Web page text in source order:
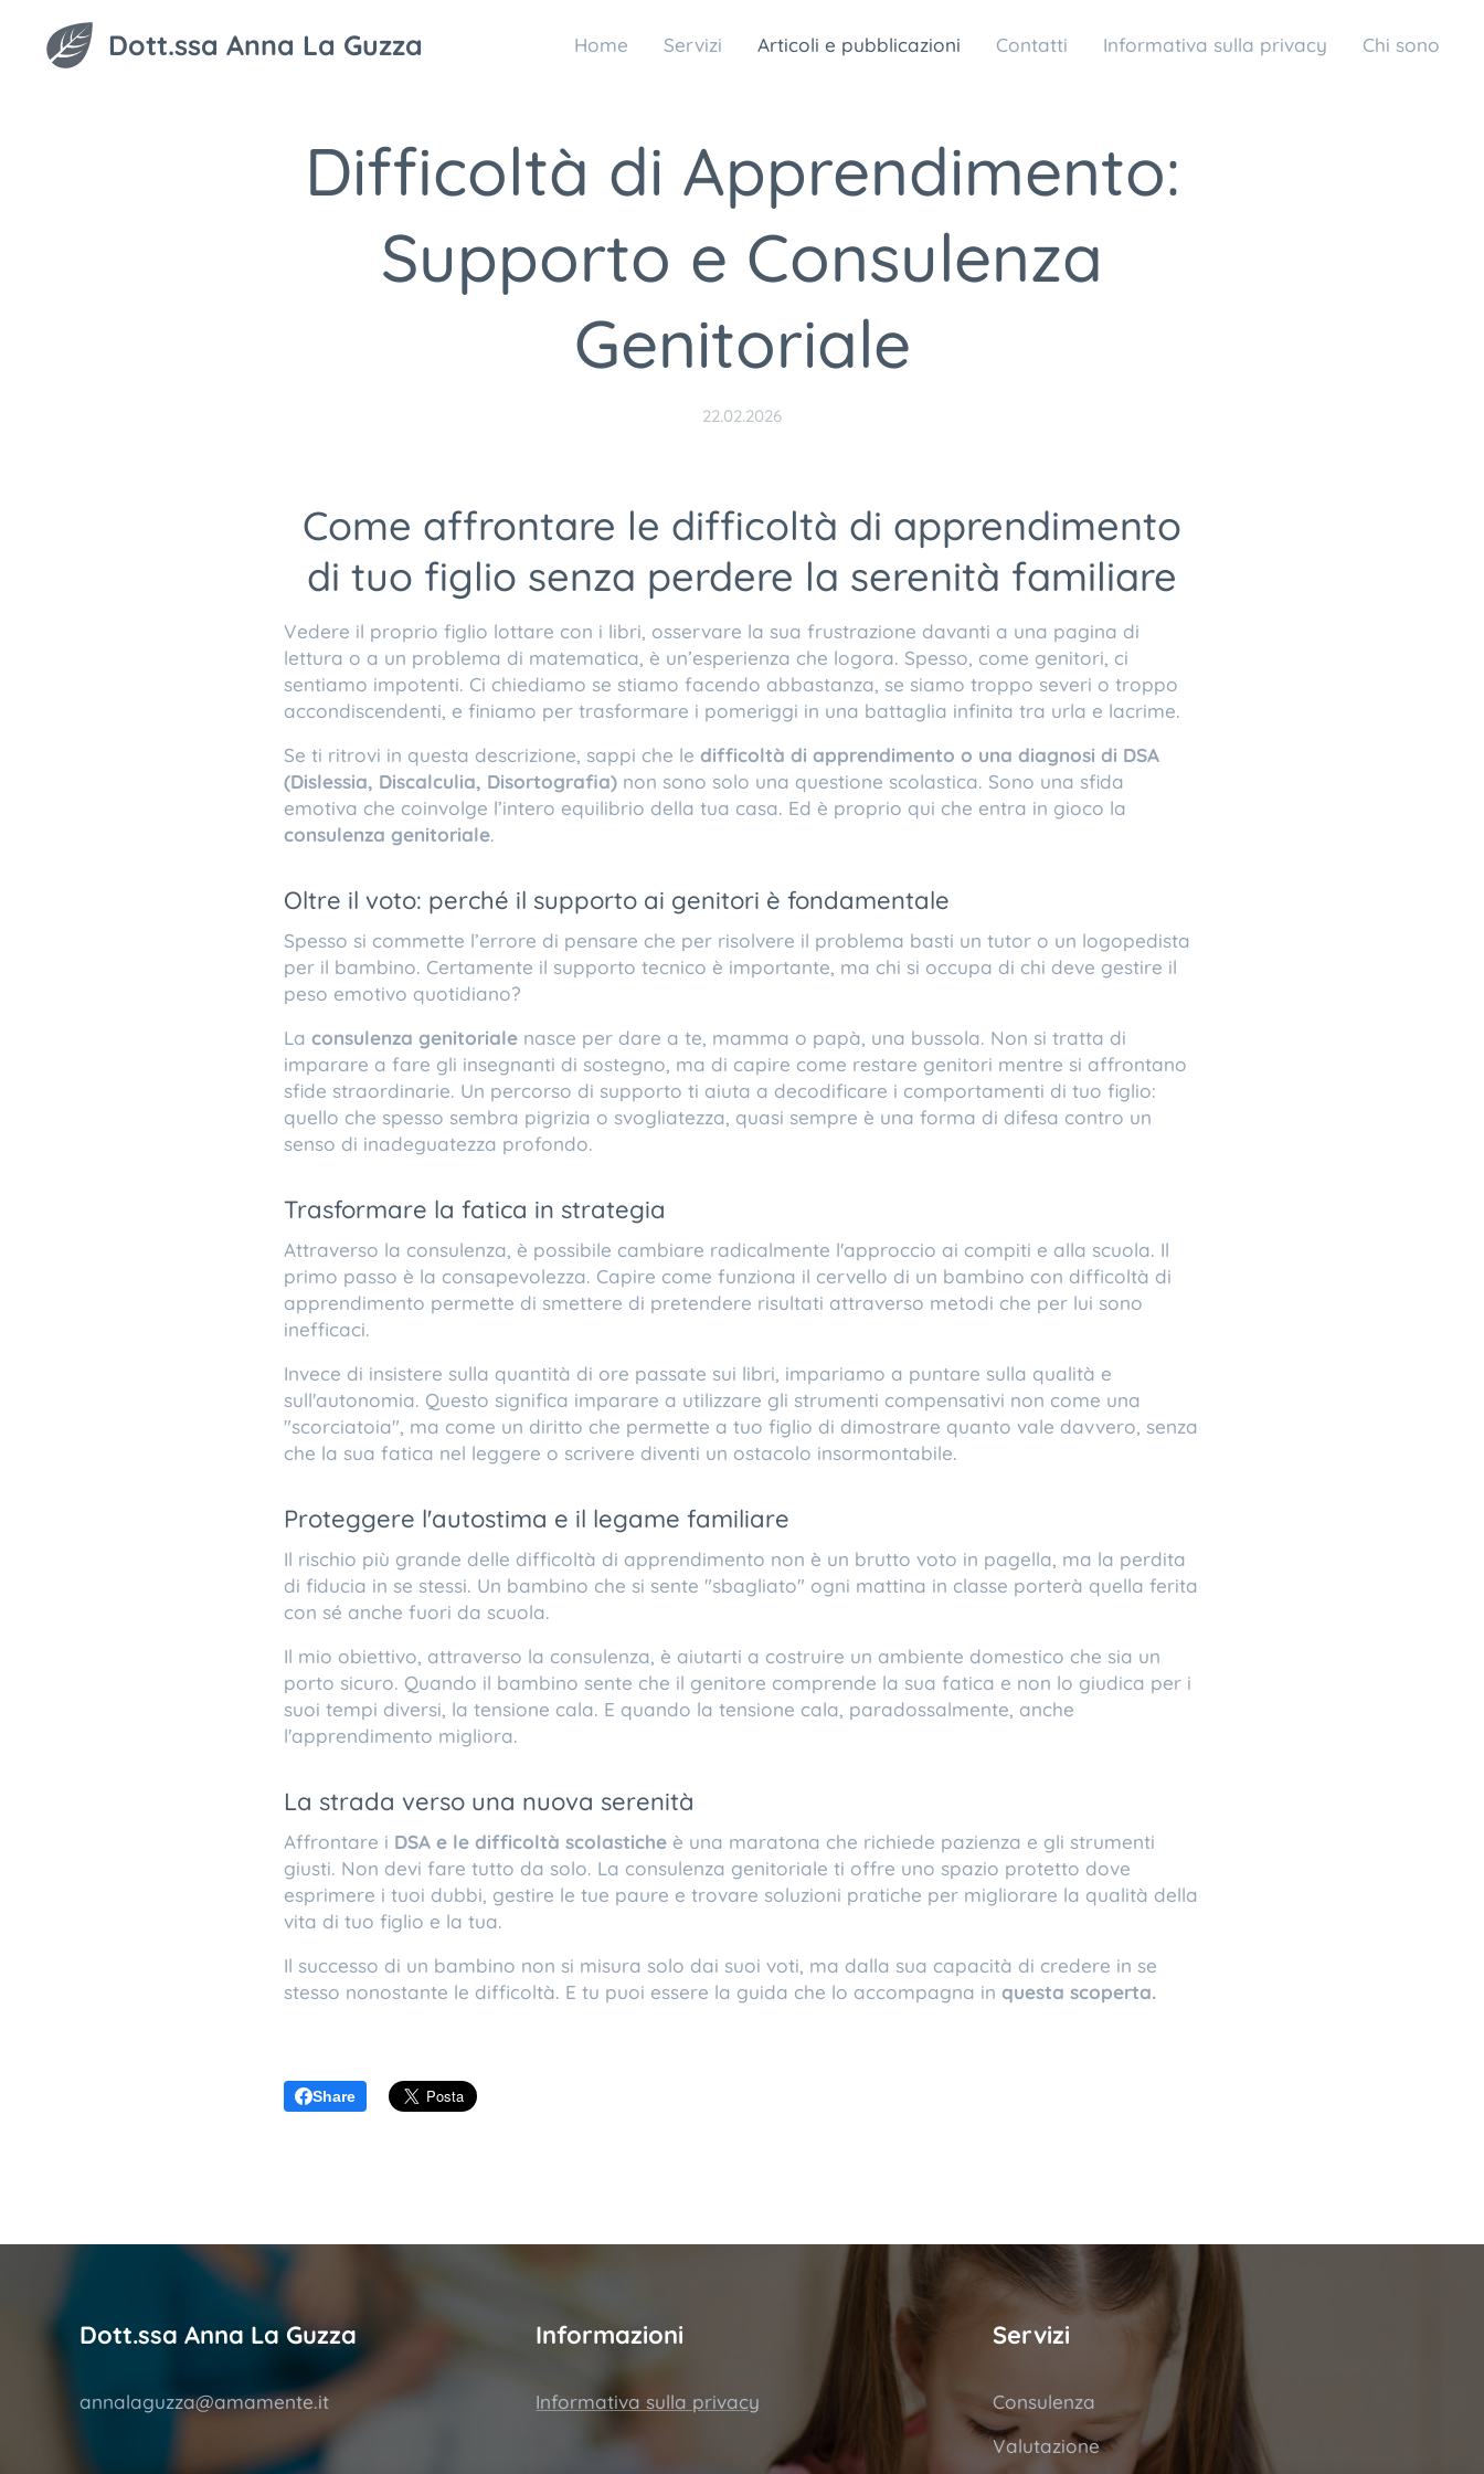
Dott.ssa Anna La Guzza Home Servizi Articoli e pubblicazioni Contatti Informativa sulla privacy Chi sono
Difficoltà di Apprendimento:
Supporto e Consulenza
Genitoriale
22.02.2026
Come affrontare le difficoltà di apprendimento
di tuo figlio senza perdere la serenità familiare
​Vedere il proprio figlio lottare con i libri, osservare la sua frustrazione davanti a una pagina di
lettura o a un problema di matematica, è un’esperienza che logora. Spesso, come genitori, ci
sentiamo impotenti. Ci chiediamo se stiamo facendo abbastanza, se siamo troppo severi o troppo
accondiscendenti, e finiamo per trasformare i pomeriggi in una battaglia infinita tra urla e lacrime.
​Se ti ritrovi in questa descrizione, sappi che le difficoltà di apprendimento o una diagnosi di DSA
(Dislessia, Discalculia, Disortografia) non sono solo una questione scolastica. Sono una sfida
emotiva che coinvolge l’intero equilibrio della tua casa. Ed è proprio qui che entra in gioco la
consulenza genitoriale.
​Oltre il voto: perché il supporto ai genitori è fondamentale
​Spesso si commette l’errore di pensare che per risolvere il problema basti un tutor o un logopedista
per il bambino. Certamente il supporto tecnico è importante, ma chi si occupa di chi deve gestire il
peso emotivo quotidiano?
​La consulenza genitoriale nasce per dare a te, mamma o papà, una bussola. Non si tratta di
imparare a fare gli insegnanti di sostegno, ma di capire come restare genitori mentre si affrontano
sfide straordinarie. Un percorso di supporto ti aiuta a decodificare i comportamenti di tuo figlio:
quello che spesso sembra pigrizia o svogliatezza, quasi sempre è una forma di difesa contro un
senso di inadeguatezza profondo.
​Trasformare la fatica in strategia
​Attraverso la consulenza, è possibile cambiare radicalmente l'approccio ai compiti e alla scuola. Il
primo passo è la consapevolezza. Capire come funziona il cervello di un bambino con difficoltà di
apprendimento permette di smettere di pretendere risultati attraverso metodi che per lui sono
inefficaci.
​Invece di insistere sulla quantità di ore passate sui libri, impariamo a puntare sulla qualità e
sull'autonomia. Questo significa imparare a utilizzare gli strumenti compensativi non come una
"scorciatoia", ma come un diritto che permette a tuo figlio di dimostrare quanto vale davvero, senza
che la sua fatica nel leggere o scrivere diventi un ostacolo insormontabile.
​Proteggere l'autostima e il legame familiare
​Il rischio più grande delle difficoltà di apprendimento non è un brutto voto in pagella, ma la perdita
di fiducia in se stessi. Un bambino che si sente "sbagliato" ogni mattina in classe porterà quella ferita
con sé anche fuori da scuola.
​Il mio obiettivo, attraverso la consulenza, è aiutarti a costruire un ambiente domestico che sia un
porto sicuro. Quando il bambino sente che il genitore comprende la sua fatica e non lo giudica per i
suoi tempi diversi, la tensione cala. E quando la tensione cala, paradossalmente, anche
l'apprendimento migliora.
​La strada verso una nuova serenità
​Affrontare i DSA e le difficoltà scolastiche è una maratona che richiede pazienza e gli strumenti
giusti. Non devi fare tutto da solo. La consulenza genitoriale ti offre uno spazio protetto dove
esprimere i tuoi dubbi, gestire le tue paure e trovare soluzioni pratiche per migliorare la qualità della
vita di tuo figlio e la tua.
​Il successo di un bambino non si misura solo dai suoi voti, ma dalla sua capacità di credere in se
stesso nonostante le difficoltà. E tu puoi essere la guida che lo accompagna in questa scoperta.
Share
Dott.ssa Anna La Guzza
annalaguzza@amamente.it
Informazioni
Informativa sulla privacy
Servizi
Consulenza
Valutazione